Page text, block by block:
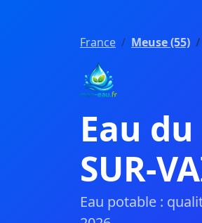
France Meuse (55)
Eau
SUR-
Eau potable :